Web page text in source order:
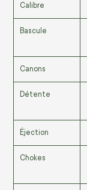
Calibre
Bascule
Canons
Détente
Éjection
Chokes